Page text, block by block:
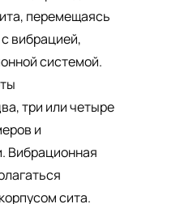
перемещаясь
вибрацией,
системой.
три или четыре
и
Вибрационная
сита.